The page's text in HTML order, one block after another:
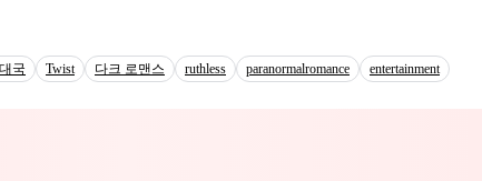
creído tener, dejándola en medio de un torbellino de traición, dudas
국 Twist 다크 로맨스 ruthless paranormalromance entertainment